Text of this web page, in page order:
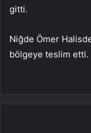
gitti.
Niğde Ömer
bölgeye teslim etti.